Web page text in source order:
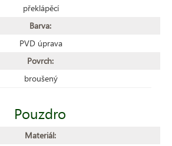
překlápěcí
Barva:
PVD úprava
Povrch:
broušený
Pouzdro
Materiál: